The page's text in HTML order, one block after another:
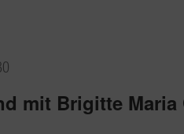
mit Brigitte Maria